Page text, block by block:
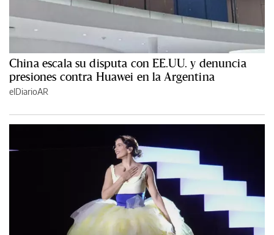
China escala su disputa con EE.UU. y denuncia
presiones contra Huawei en la Argentina
elDiarioAR